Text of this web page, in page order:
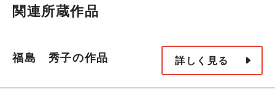
関連所蔵作品
福島 秀子の作品 詳しく見る